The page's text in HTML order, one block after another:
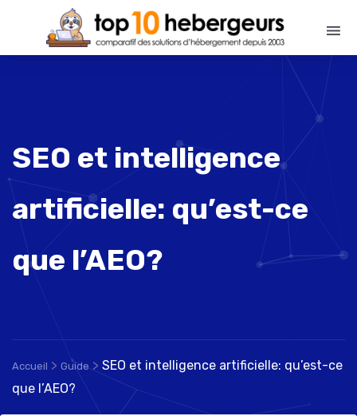
SEO et intelligence
artificielle: qu’est-ce
que l’AEO?
Accueil > Guide> SEO et intelligence artificielle: qu’est-ce
que l’AEO?